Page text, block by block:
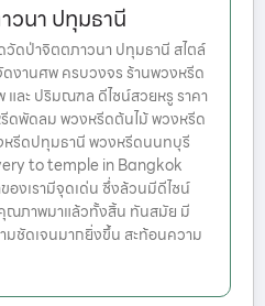
นา ปทุมธานี
ดป่าจิตตภาวนา ปทุมธานี สไตล์
งานศพ ครบวงจร ร้านพวงหรีด
และ ปริมณฑล ดีไซน์สวยหรู ราคา
ดพัดลม พวงหรีดต้นไม้ พวงหรีด
หรีดปทุมธานี พวงหรีดนนทบุรี
to temple in Bangkok
องเรามีจุดเด่น ซึ่งล้วนมีดีไซน์
ณภาพมาแล้วทั้งสิ้น ทันสมัย มี
มชัดเจนมากยิ่งขึ้น สะท้อนความ